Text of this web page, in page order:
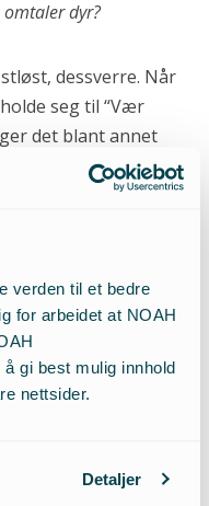
verden til et bedre
for arbeidet at NOAH
gi best mulig innhold
nettsider.
Detaljer
dyr?
dessverre. Når
seg til “Vær
det blant annet
og granske
dyr er
matt av norske
har arbeidet i både
og moteskapere
svært kritiske
det alltid hvis
noe som